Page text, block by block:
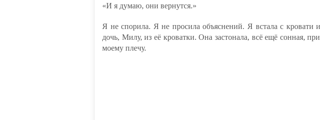
«И я думаю, они вернутся.»
Я не спорила. Я не просила объяснений. Я встала с кровати
дочь, Милу, из её кроватки. Она застонала, всё ещё сонная,
моему плечу.